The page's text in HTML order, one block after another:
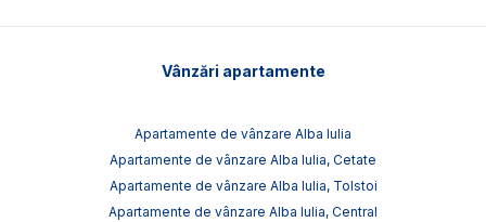
Vânzări apartamente
Apartamente de vânzare Alba Iulia
Apartamente de vânzare Alba Iulia, Cetate
Apartamente de vânzare Alba Iulia, Tolstoi
Apartamente de vânzare Alba Iulia, Central